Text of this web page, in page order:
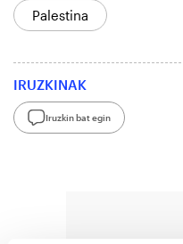
Palestina
IRUZKINAK
Iruzkin bat egin